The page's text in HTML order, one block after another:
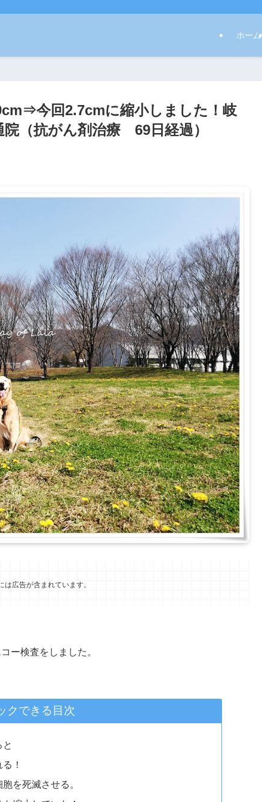
ホーム
今回2.7cmに縮小しました！岐
（抗がん剤治療 69日経過）
は広告が含まれています。
ー検査をしました。
クできる目次
！
を死滅させる。